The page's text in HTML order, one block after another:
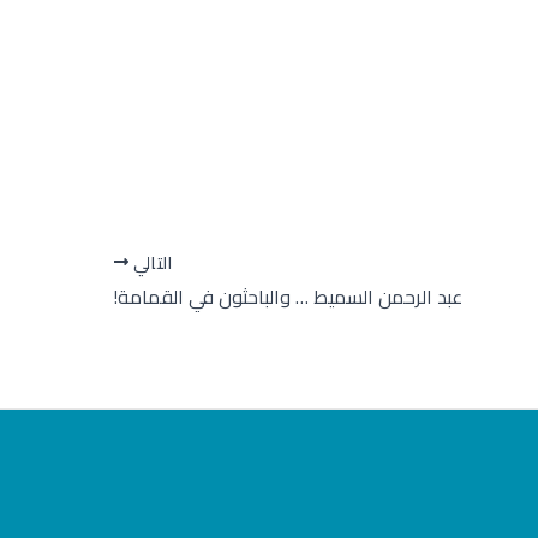
التالي
عبد الرحمن السميط … والباحثون في القمامة!